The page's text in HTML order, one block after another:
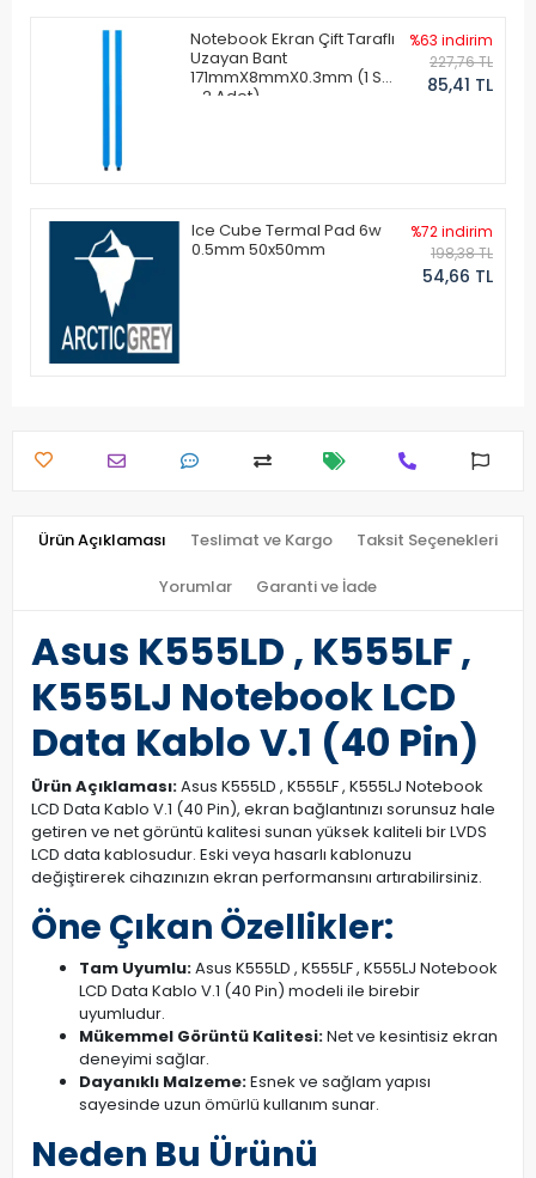
Notebook Ekran Çift Taraflı
Uzayan Bant
171mmX8mmX0.3mm (1 Set
- 2 Adet)
%63 indirim
227,76 TL
85,41 TL
Ice Cube Termal Pad 6w
0.5mm 50x50mm
%72 indirim
198,38 TL
54,66 TL
Ürün Açıklaması Teslimat ve Kargo Taksit Seçenekleri
Yorumlar Garanti ve İade
Asus K555LD , K555LF ,
K555LJ Notebook LCD
Data Kablo V.1 (40 Pin)
Ürün Açıklaması:Asus K555LD , K555LF , K555LJ Notebook
LCD Data Kablo V.1 (40 Pin), ekran bağlantınızı sorunsuz hale
getiren ve net görüntü kalitesi sunan yüksek kaliteli bir LVDS
LCD data kablosudur. Eski veya hasarlı kablonuzu
değiştirerek cihazınızın ekran performansını artırabilirsiniz.
Öne Çıkan Özellikler:
Tam Uyumlu:Asus K555LD , K555LF , K555LJ Notebook
LCD Data Kablo V.1 (40 Pin) modeli ile birebir
uyumludur.
Mükemmel Görüntü Kalitesi:Net ve kesintisiz ekran
deneyimi sağlar.
Dayanıklı Malzeme:Esnek ve sağlam yapısı
sayesinde uzun ömürlü kullanım sunar.
Neden Bu Ürünü